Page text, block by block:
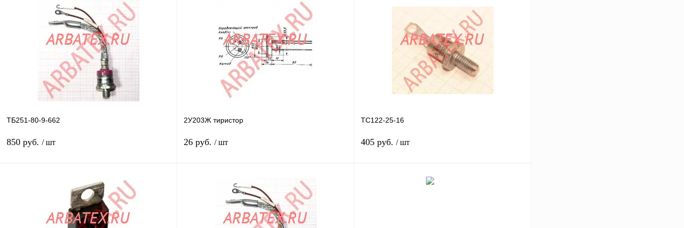
ТБ251-80-9-662
850 руб. / шт
В корзину
Купить в 1 клик Сравнение
2У203Ж тиристор
26 руб. / шт
В корзину
Купить в 1 клик Сравнение
ТС122-25-16
405 руб. / шт